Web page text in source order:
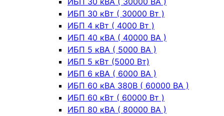
ИБП 30 кВт ( 30000 Вт )
ИБП 4 кВт ( 4000 Вт )
ИБП 40 кВА ( 40000 ВА )
ИБП 5 кВА ( 5000 ВА )
ИБП 5 кВт (5000 Вт)
ИБП 6 кВА ( 6000 ВА )
ИБП 60 кВА 380В ( 60000 ВА )
ИБП 60 кВт ( 60000 Вт )
ИБП 80 кВА ( 80000 ВА )